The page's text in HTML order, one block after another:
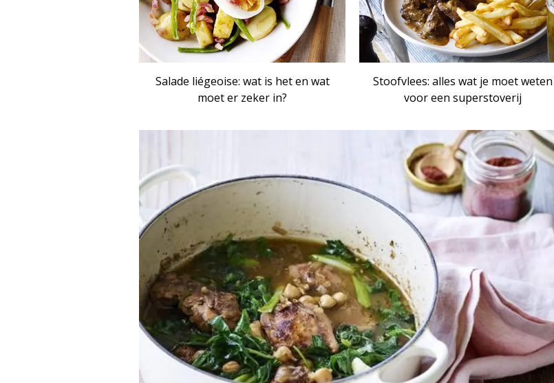
Salade liégeoise: wat is het en wat
moet er zeker in?
Stoofvlees: alles wat je moet weten
voor een superstoverij
ARTIKEL